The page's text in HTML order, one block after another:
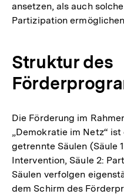
ansetzen, als auch
Partizipation
Struktur des
Die Förderung im
„Demokratie im Netz“
getrennte Säulen (Säule
Intervention, Säule 2:
Säulen verfolgen
dem Schirm des